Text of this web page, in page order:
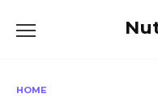
HOME